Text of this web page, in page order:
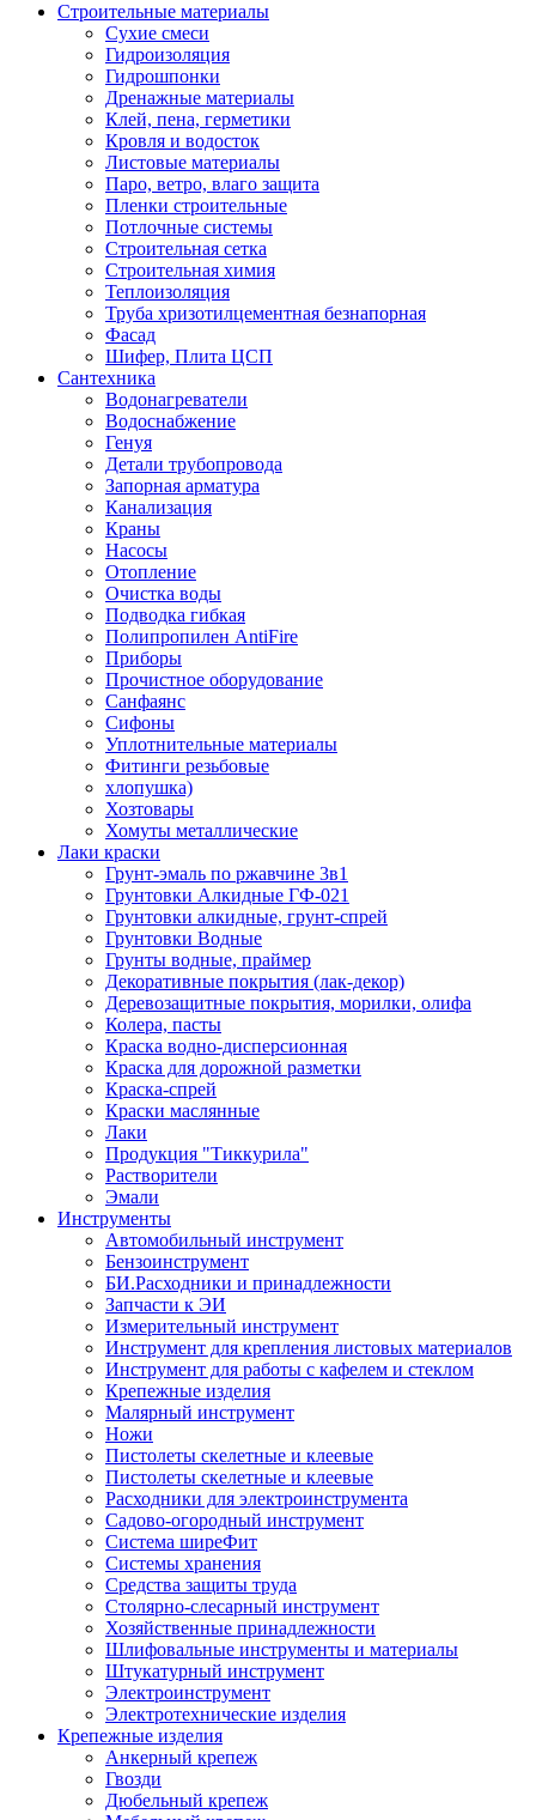
Строительные материалы
Сухие смеси
Гидроизоляция
Гидрошпонки
Дренажные материалы
Клей, пена, герметики
Кровля и водосток
Листовые материалы
Паро, ветро, влаго защита
Пленки строительные
Потлочные системы
Строительная сетка
Строительная химия
Теплоизоляция
Труба хризотилцементная безнапорная
Фасад
Шифер, Плита ЦСП
Сантехника
Водонагреватели
Водоснабжение
Генуя
Детали трубопровода
Запорная арматура
Канализация
Краны
Насосы
Отопление
Очистка воды
Подводка гибкая
Полипропилен AntiFire
Приборы
Прочистное оборудование
Санфаянс
Сифоны
Уплотнительные материалы
Фитинги резьбовые
хлопушка)
Хозтовары
Хомуты металлические
Лаки краски
Грунт-эмаль по ржавчине 3в1
Грунтовки Алкидные ГФ-021
Грунтовки алкидные, грунт-спрей
Грунтовки Водные
Грунты водные, праймер
Декоративные покрытия (лак-декор)
Деревозащитные покрытия, морилки, олифа
Колера, пасты
Краска водно-дисперсионная
Краска для дорожной разметки
Краска-спрей
Краски маслянные
Лаки
Продукция "Тиккурила"
Растворители
Эмали
Инструменты
Автомобильный инструмент
Бензоинструмент
БИ.Расходники и принадлежности
Запчасти к ЭИ
Измерительный инструмент
Инструмент для крепления листовых материалов
Инструмент для работы с кафелем и стеклом
Крепежные изделия
Малярный инструмент
Ножи
Пистолеты скелетные и клеевые
Пистолеты скелетные и клеевые
Расходники для электроинструмента
Садово-огородный инструмент
Система ширеФит
Системы хранения
Средства защиты труда
Столярно-слесарный инструмент
Хозяйственные принадлежности
Шлифовальные инструменты и материалы
Штукатурный инструмент
Электроинструмент
Электротехнические изделия
Крепежные изделия
Анкерный крепеж
Гвозди
Дюбельный крепеж